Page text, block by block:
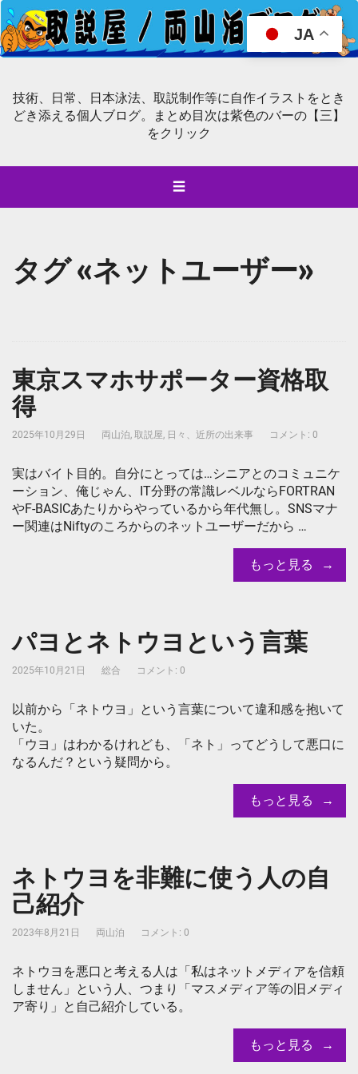
技術、日常、日本泳法、取説制作等に自作イラストをとき
どき添える個人ブログ。まとめ目次は紫色のバーの【三】
をクリック
☰
タグ «ネットユーザー»
東京スマホサポーター資格取
得
2025年10月29日 両山泊, 取説屋, 日々、近所の出来事 コメント: 0
実はバイト目的。自分にとっては…シニアとのコミュニケ
ーション、俺じゃん、IT分野の常識レベルならFORTRAN
やF-BASICあたりからやっているから年代無し。SNSマナ
ー関連はNiftyのころからのネットユーザーだから …
もっと見る
パヨとネトウヨという言葉
2025年10月21日 総合 コメント: 0
以前から「ネトウヨ」という言葉について違和感を抱いて
いた。
「ウヨ」はわかるけれども、「ネト」ってどうして悪口に
なるんだ？という疑問から。
もっと見る
ネトウヨを非難に使う人の自
己紹介
2023年8月21日 両山泊 コメント: 0
ネトウヨを悪口と考える人は「私はネットメディアを信頼
しません」という人、つまり「マスメディア等の旧メディ
ア寄り」と自己紹介している。
もっと見る
JA